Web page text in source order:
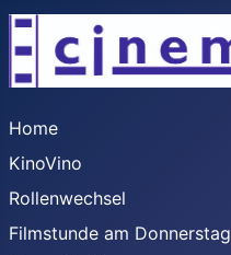
Home
KinoVino
Rollenwechsel
Filmstunde am Donnerstag